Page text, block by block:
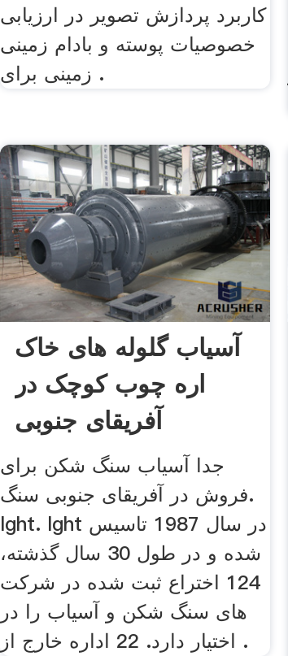
کاربرد پردازش تصویر در ارزیابی
خصوصیات پوسته و بادام زمینی
زمینی برای .
آسیاب گلوله های خاک
اره چوب کوچک در
آفریقای جنوبی
جدا آسیاب سنگ شکن برای
فروش در آفریقای جنوبی سنگ.
lght. lght در سال 1987 تاسیس
شده و در طول 30 سال گذشته،
124 اختراع ثبت شده در شركت
های سنگ شكن و آسیاب را در
اختیار دارد. 22 اداره خارج از .